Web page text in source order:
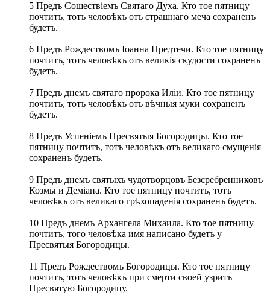
5 Предъ Сошествіемъ Святаго Духа. Кто тое пятницу
почтитъ, тотъ человѣкъ отъ страшнаго меча сохраненъ
будетъ.
6 Предъ Рождествомъ Іоанна Предтечи. Кто тое пятницу
почтитъ, тотъ человѣкъ отъ великія скудости сохраненъ
будетъ.
7 Предъ днемъ святаго пророка Иліи. Кто тое пятницу
почтитъ, тотъ человѣкъ отъ вѣчныя муки сохраненъ
будетъ.
8 Предъ Успеніемъ Пресвятыя Богородицы. Кто тое
пятницу почтитъ, тотъ человѣкъ отъ великаго смущенія
сохраненъ будетъ.
9 Предъ днемъ святыхъ чудотворцовъ Безсребренниковъ
Козмы и Деміана. Кто тое пятницу почтитъ, тотъ
человѣкъ отъ великаго грѣхопаденія сохраненъ будетъ.
10 Предъ днемъ Архангела Михаила. Кто тое пятницу
почтитъ, того человѣка имя написано будетъ у
Пресвятыя Богородицы.
11 Предъ Рождествомъ Богородицы. Кто тое пятницу
почтитъ, тотъ человѣкъ при смерти своей узритъ
Пресвятую Богородицу.